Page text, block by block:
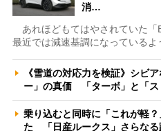
消…
あれほどもてはやされていた「
最近では減速基調になっているよ
《雪道の対応力を検証》シビ
ー」の真価 「ターボ」と「
乗り込むと同時に「これが軽
た 「日産ルークス」さらな